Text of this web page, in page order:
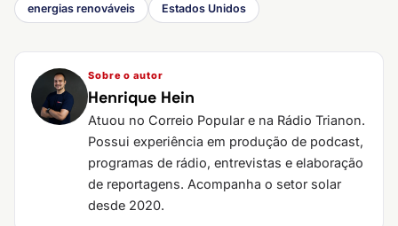
energias renováveis Estados Unidos
Sobre o autor
Henrique Hein
Atuou no Correio Popular e na Rádio Trianon.
Possui experiência em produção de podcast,
programas de rádio, entrevistas e elaboração
de reportagens. Acompanha o setor solar
desde 2020.